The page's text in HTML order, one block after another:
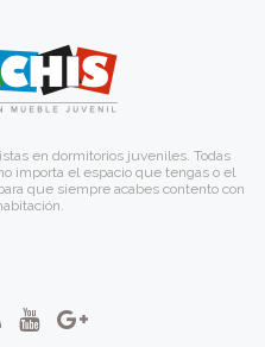
en dormitorios juveniles. Todas
importa el espacio que tengas o el
que siempre acabes contento con